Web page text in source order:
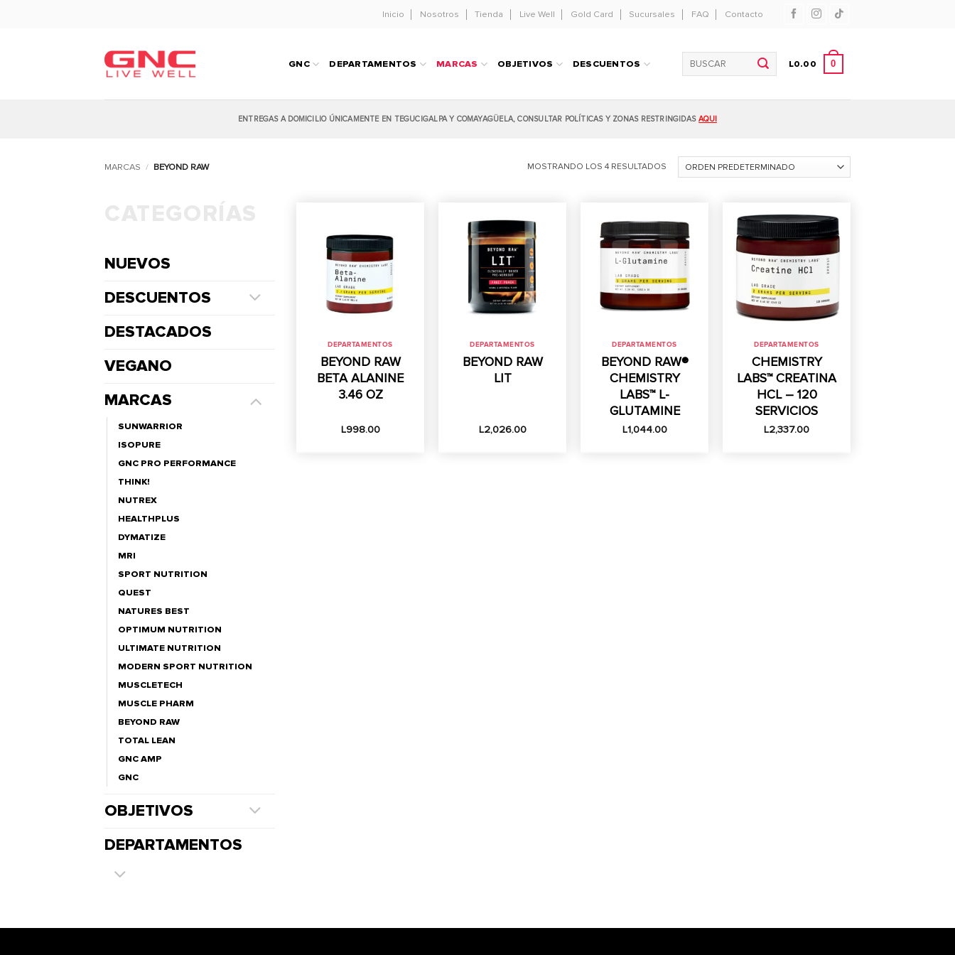
Inicio Nosotros Tienda Live Well Gold Card Sucursales FAQ Contacto
GNC DEPARTAMENTOS MARCAS OBJETIVOS DESCUENTOS
Buscar
L0.00 0
ENTREGAS A DOMICILIO ÚNICAMENTE EN TEGUCIGALPA Y COMAYAGÜELA, CONSULTAR POLÍTICAS Y ZONAS RESTRINGIDAS AQUI
MARCAS / BEYOND RAW MOSTRANDO LOS 4 RESULTADOS
NUEVOS
DESCUENTOS
DESTACADOS
VEGANO
MARCAS
SUNWARRIOR
ISOPURE
GNC PRO PERFORMANCE
THINK!
NUTREX
HEALTHPLUS
DYMATIZE
MRI
SPORT NUTRITION
QUEST
NATURES BEST
OPTIMUM NUTRITION
ULTIMATE NUTRITION
MODERN SPORT NUTRITION
MUSCLETECH
MUSCLE PHARM
BEYOND RAW
TOTAL LEAN
GNC AMP
GNC
OBJETIVOS
DEPARTAMENTOS
DEPARTAMENTOS
BEYOND RAW
BETA ALANINE
3.46 OZ
L998.00
DEPARTAMENTOS
BEYOND RAW
LIT
L2,026.00
DEPARTAMENTOS
BEYOND RAW®
CHEMISTRY
LABS™ L-
GLUTAMINE
L1,044.00
DEPARTAMENTOS
CHEMISTRY
LABS™ CREATINA
HCL – 120
SERVICIOS
L2,337.00